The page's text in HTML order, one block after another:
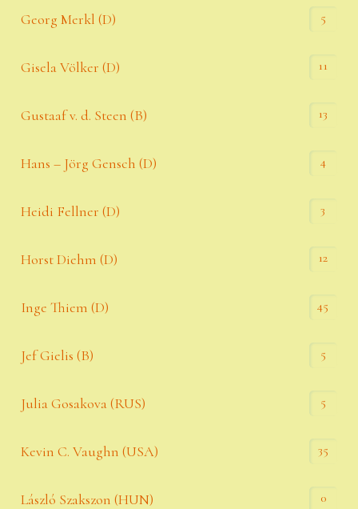
Georg Merkl (D) 5
Gisela Völker (D) 11
Gustaaf v. d. Steen (B) 13
Hans – Jörg Gensch (D) 4
Heidi Fellner (D) 3
Horst Diehm (D) 12
Inge Thiem (D) 45
Jef Gielis (B) 5
Julia Gosakova (RUS) 5
Kevin C. Vaughn (USA) 35
László Szakszon (HUN) 0